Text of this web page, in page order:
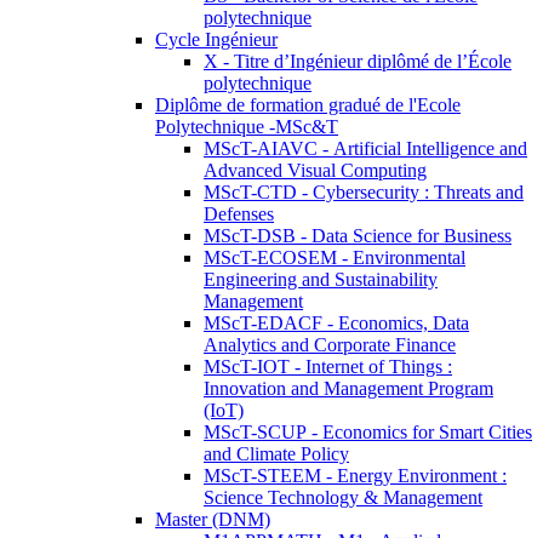
polytechnique
Cycle Ingénieur
X - Titre d’Ingénieur diplômé de l’École
polytechnique
Diplôme de formation gradué de l'Ecole
Polytechnique -MSc&T
MScT-AIAVC - Artificial Intelligence and
Advanced Visual Computing
MScT-CTD - Cybersecurity : Threats and
Defenses
MScT-DSB - Data Science for Business
MScT-ECOSEM - Environmental
Engineering and Sustainability
Management
MScT-EDACF - Economics, Data
Analytics and Corporate Finance
MScT-IOT - Internet of Things :
Innovation and Management Program
(IoT)
MScT-SCUP - Economics for Smart Cities
and Climate Policy
MScT-STEEM - Energy Environment :
Science Technology & Management
Master (DNM)